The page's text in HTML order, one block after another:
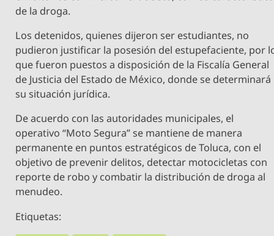
de la droga.
Los detenidos, quienes dijeron ser estudiantes, no
pudieron justificar la posesión del estupefaciente, por
que fueron puestos a disposición de la Fiscalía General
de Justicia del Estado de México, donde se determinará
su situación jurídica.
De acuerdo con las autoridades municipales, el
operativo “Moto Segura” se mantiene de manera
permanente en puntos estratégicos de Toluca, con el
objetivo de prevenir delitos, detectar motocicletas con
reporte de robo y combatir la distribución de droga al
menudeo.
Etiquetas: